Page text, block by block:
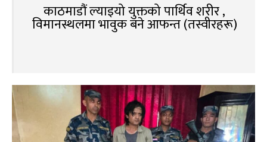
काठमाडौं ल्याइयो युक्तको पार्थिव शरीर ,
विमानस्थलमा भावुक बने आफन्त (तस्वीरहरू)